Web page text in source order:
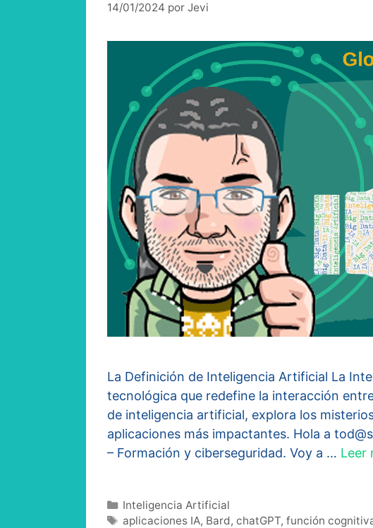
14/01/2024 por Jevi
La Definición de Inteligencia Artificial La
tecnológica que redefine la interacción
de inteligencia artificial, explora los
aplicaciones más impactantes. Hola a
– Formación y ciberseguridad. Voy a … Leer
Categorías
Inteligencia Artificial
Etiquetas
aplicaciones IA, Bard,chatGPT,función